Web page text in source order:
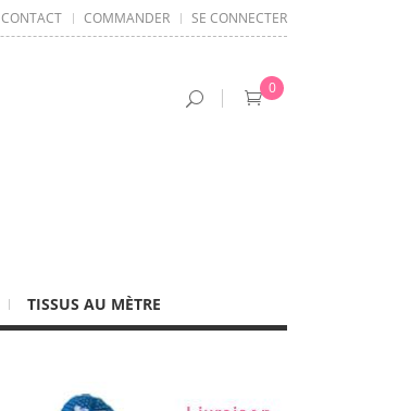
CONTACT COMMANDER SE CONNECTER
0
TISSUS AU MÈTRE